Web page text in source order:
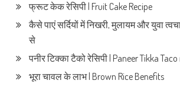
फ्रूट केक रेसिपी | Fruit Cake Recipe
कैसे पाएं सर्दियों में निखरी, मुलायम और युवा
से
पनीर टिक्का टैको रेसिपी | Paneer Tikka
भूरा चावल के लाभ | Brown Rice Benefits